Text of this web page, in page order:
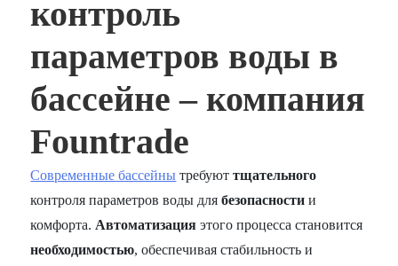
контроль
параметров воды в
бассейне ‒ компания
Fountrade
Современные бассейны требуюттщательного
контроля параметров воды длябезопасности и
комфорта. Автоматизация этого процесса становится
необходимостью, обеспечивая стабильность и